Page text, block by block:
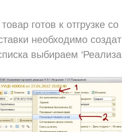
готов к отгрузке
необходимо
выбираем